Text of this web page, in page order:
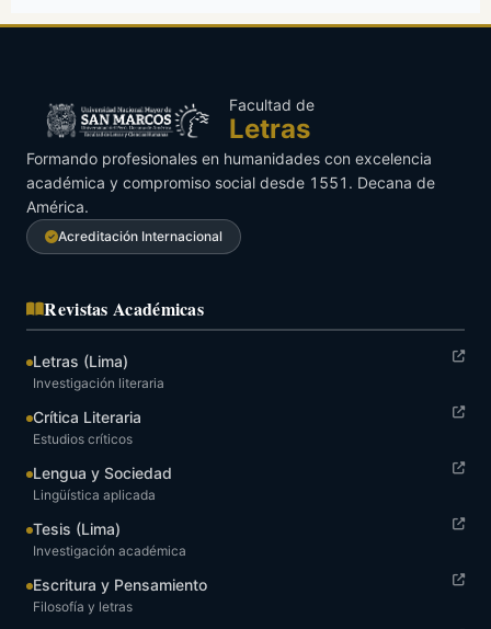
Facultad de
Letras
Formando profesionales en humanidades con excelencia
académica y compromiso social desde 1551. Decana de
América.
Acreditación Internacional
Revistas Académicas
Letras (Lima)
Investigación literaria
Crítica Literaria
Estudios críticos
Lengua y Sociedad
Lingüística aplicada
Tesis (Lima)
Investigación académica
Escritura y Pensamiento
Filosofía y letras